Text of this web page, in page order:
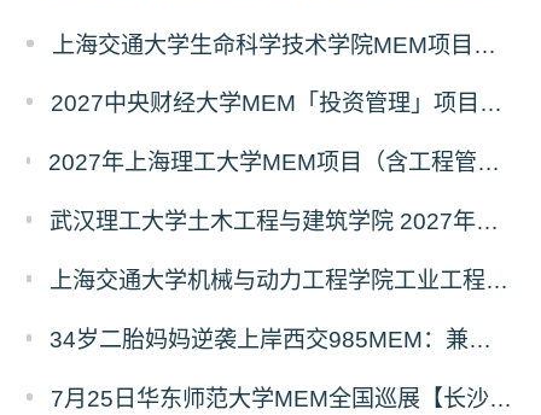
上海交通大学生命科学技术学院MEM项目全新介绍
2027中央财经大学MEM「投资管理」项目招生专题正式上线
2027年上海理工大学MEM项目（含工程管理、工业工程与管理、物流工程与管理）奖助学金政策发布
武汉理工大学土木工程与建筑学院 2027年工程管理硕士（MEM）招生简章
上海交通大学机械与动力工程学院工业工程学科硕士生招生专业及统考科目调整公告
34岁二胎妈妈逆袭上岸西交985MEM：兼顾工作带娃，零基础5个月逆风翻盘
7月25日华东师范大学MEM全国巡展【长沙站】开启，欢迎报考！